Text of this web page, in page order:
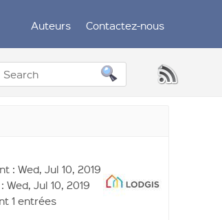
Auteurs Contactez-nous
: Wed, Jul 10, 2019
Jul 10, 2019
1 entrées